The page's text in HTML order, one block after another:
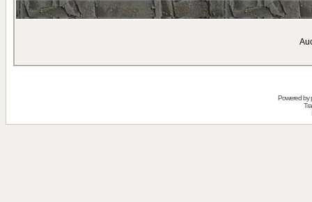
Powered by